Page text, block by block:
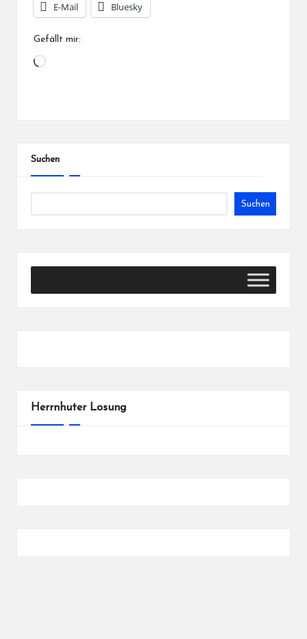
E-Mail
Bluesky
Gefällt mir:
Wird
Suchen
Suchen
Herrnhuter Losung